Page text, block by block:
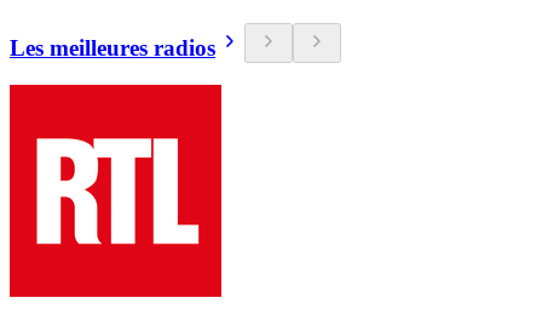
Les meilleures radios